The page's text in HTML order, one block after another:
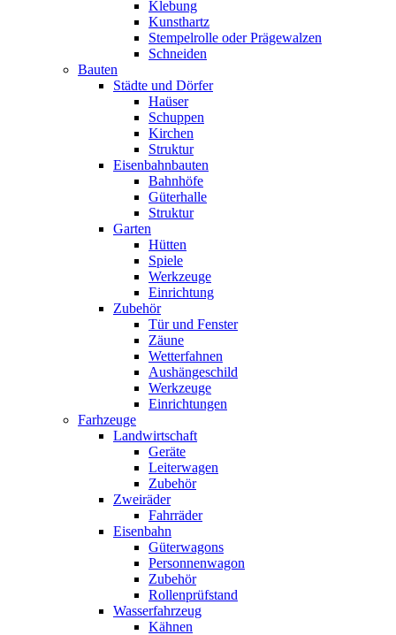
Klebung
Kunsthartz
Stempelrolle oder Prägewalzen
Schneiden
Bauten
Städte und Dörfer
Haüser
Schuppen
Kirchen
Struktur
Eisenbahnbauten
Bahnhöfe
Güterhalle
Struktur
Garten
Hütten
Spiele
Werkzeuge
Einrichtung
Zubehör
Tür und Fenster
Zäune
Wetterfahnen
Aushängeschild
Werkzeuge
Einrichtungen
Farhzeuge
Landwirtschaft
Geräte
Leiterwagen
Zubehör
Zweiräder
Fahrräder
Eisenbahn
Güterwagons
Personnenwagon
Zubehör
Rollenprüfstand
Wasserfahrzeug
Kähnen